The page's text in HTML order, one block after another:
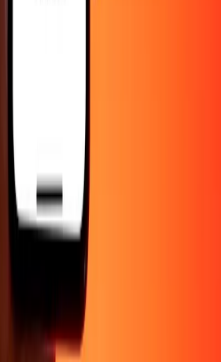
Corporativo
de cookiesTérminos y